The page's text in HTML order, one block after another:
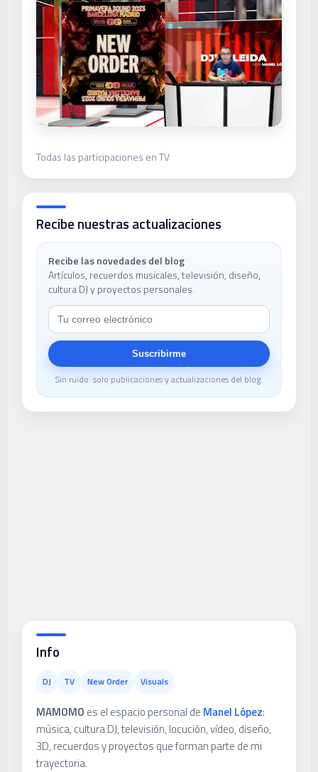
Todas las participaciones en TV
Recibe nuestras actualizaciones
Recibe las novedades del blog
Artículos, recuerdos musicales, televisión, diseño,
cultura DJ y proyectos personales.
Suscribirme
Sin ruido: solo publicaciones y actualizaciones del blog.
Info
DJ TV New Order Visuals
MAMOMO es el espacio personal de Manel López:
música, cultura DJ, televisión, locución, vídeo, diseño,
3D, recuerdos y proyectos que forman parte de mi
trayectoria.